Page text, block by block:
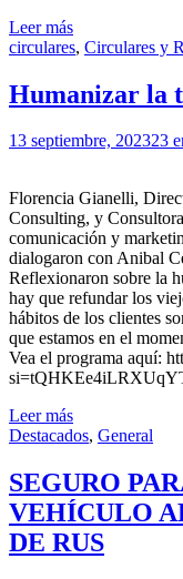
Leer más
circulares, Circulares y
Humanizar la
13 septiembre, 202323
Florencia Gianelli,
Consulting, y
comunicación y
dialogaron con Anibal
Reflexionaron sobre la
hay que refundar los
hábitos de los clientes
que estamos en el
Vea el programa aquí:
Leer más
Destacados, General
SEGURO
VEHÍCULO
DE RUS